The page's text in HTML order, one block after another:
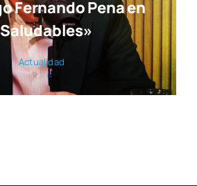
Fernando Pena en
Actua­li­dad